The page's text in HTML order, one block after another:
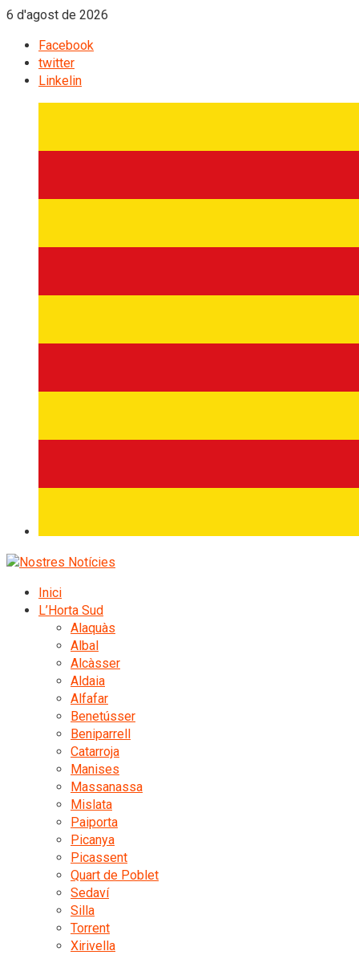
6 d'agost de 2026
Facebook
twitter
Linkelin
Inici
L’Horta Sud
Alaquàs
Albal
Alcàsser
Aldaia
Alfafar
Benetússer
Beniparrell
Catarroja
Manises
Massanassa
Mislata
Paiporta
Picanya
Picassent
Quart de Poblet
Sedaví
Silla
Torrent
Xirivella